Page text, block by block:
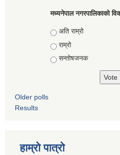
मध्यनेपाल नगरपालिकाको
Choices
अति राम्रो
राम्रो
सन्तोषजनक
Older polls
Results
हाम्रो पात्रो